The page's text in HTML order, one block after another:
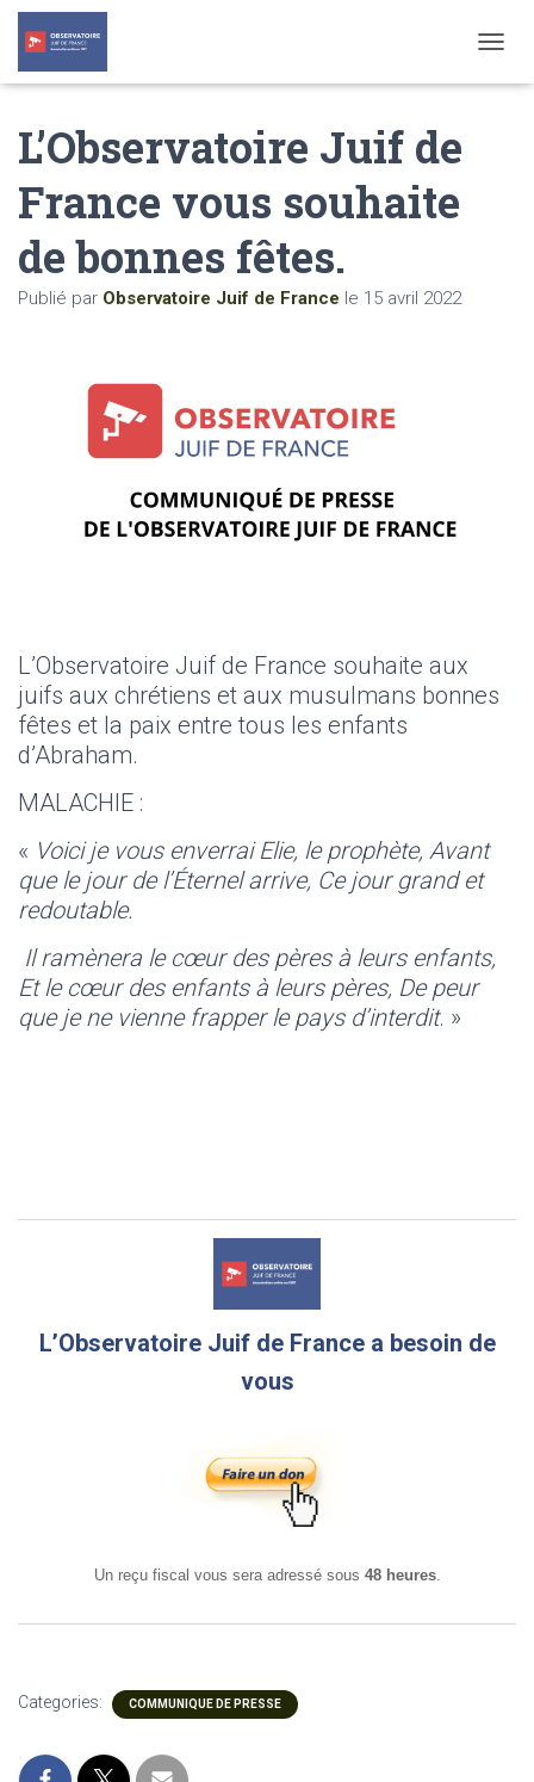
O
L’Observatoire Juif de
France vous souhaite
de bonnes fêtes.
Publié par Observatoire Juif de France le 15 avril 2022
L’Observatoire Juif de France souhaite aux
juifs aux chrétiens et aux musulmans bonnes
fêtes et la paix entre tous les enfants
d’Abraham.
MALACHIE :
« Voici je vous enverrai Elie, le prophète, Avant
que le jour de l’Éternel arrive, Ce jour grand et
redoutable.
Il ramènera le cœur des pères à leurs enfants,
Et le cœur des enfants à leurs pères, De peur
que je ne vienne frapper le pays d’interdit. »
L’Observatoire Juif de France a besoin de
vous
Un reçu fiscal vous sera adressé sous 48 heures.
Categories: COMMUNIQUE DE PRESSE